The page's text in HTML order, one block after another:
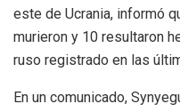
este de Ucrania, informó
murieron y 10 resultaron
ruso registrado en las
En un comunicado,